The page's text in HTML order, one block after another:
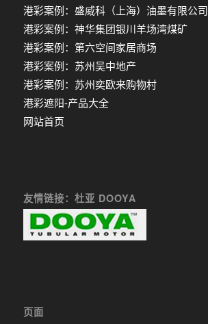
港彩案例：盛威科（上海）油墨有限公司
港彩案例：神华集团银川羊场湾煤矿
港彩案例：第六空间家居商场
港彩案例：苏州吴中地产
港彩案例：苏州奕欧来购物村
港彩遮阳-产品大全
网站首页
友情链接：杜亚 DOOYA
页面